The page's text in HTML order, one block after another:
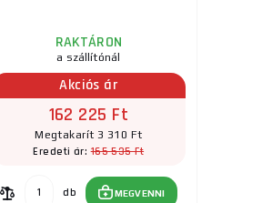
RAKTÁRON
a szállítónál
Akciós ár
162 225 Ft
Megtakarít 3 310 Ft
Eredeti ár:165 535 Ft
db MEGVENNI